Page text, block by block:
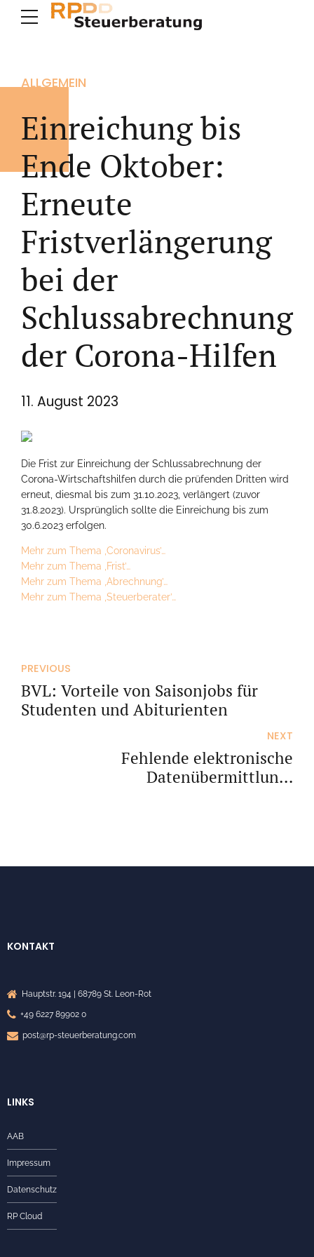
ALLGEMEIN
Einreichung bis
Ende Oktober:
Erneute
Fristverlängerung
bei der
Schlussabrechnung
der Corona-Hilfen
11. August 2023
Die Frist zur Einreichung der Schlussabrechnung der
Corona-Wirtschaftshilfen durch die prüfenden Dritten wird
erneut, diesmal bis zum 31.10.2023, verlängert (zuvor
31.8.2023). Ursprünglich sollte die Einreichung bis zum
30.6.2023 erfolgen.
Mehr zum Thema ‚Coronavirus’…
Mehr zum Thema ‚Frist’…
Mehr zum Thema ‚Abrechnung’…
Mehr zum Thema ‚Steuerberater’…
PREVIOUS
BVL: Vorteile von Saisonjobs für
Studenten und Abiturienten
NEXT
Fehlende elektronische
Datenübermittlung:
KONTAKT
Hauptstr. 194 | 68789 St. Leon-Rot
+49 6227 89902 0
post@rp-steuerberatung.com
LINKS
AAB
Impressum
Datenschutz
RP Cloud